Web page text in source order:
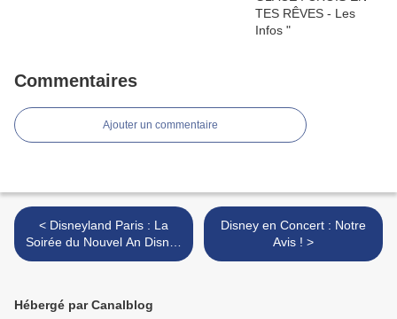
Commentaires
Ajouter un commentaire
< Disneyland Paris : La
Soirée du Nouvel An Disney
spéciale 30ème
Disney en Concert : Notre
Avis ! >
Hébergé par Canalblog